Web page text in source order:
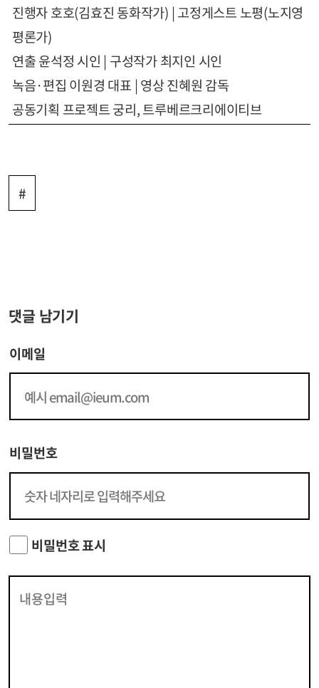
진행자 호호(김효진 동화작가) | 고정게스트 노평(노지영
평론가)
연출 윤석정 시인 | 구성작가 최지인 시인
녹음·편집 이원경 대표 | 영상 진혜원 감독
공동기획 프로젝트 궁리, 트루베르크리에이티브
#
댓글 남기기
이메일
비밀번호
비밀번호 표시